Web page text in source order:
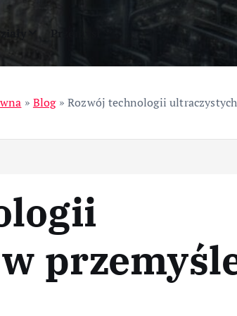
Przemysł
» Blog»Rozwój technologii